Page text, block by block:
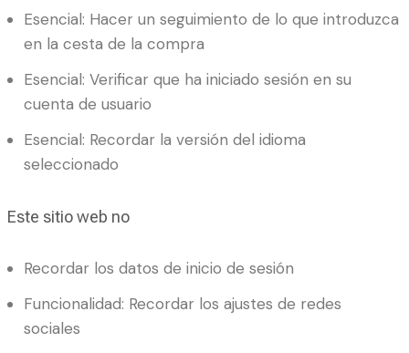
Esencial: Hacer un seguimiento de lo que introduzca
en la cesta de la compra
Esencial: Verificar que ha iniciado sesión en su
cuenta de usuario
Esencial: Recordar la versión del idioma
seleccionado
Este sitio web no
Recordar los datos de inicio de sesión
Funcionalidad: Recordar los ajustes de redes
sociales